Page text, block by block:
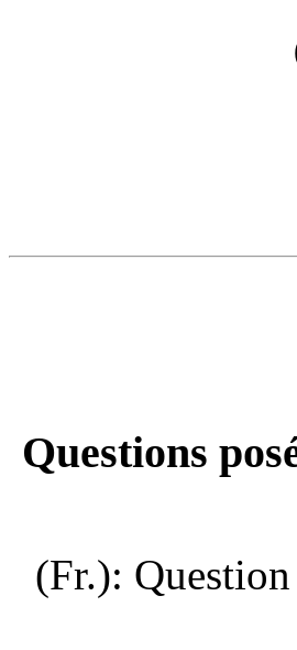
Questions
(Fr.):